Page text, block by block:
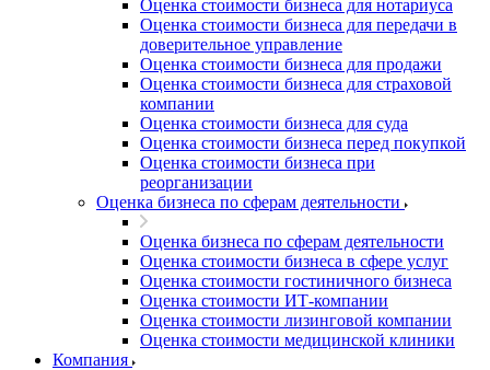
Оценка стоимости бизнеса для нотариуса
Оценка стоимости бизнеса для передачи в
доверительное управление
Оценка стоимости бизнеса для продажи
Оценка стоимости бизнеса для страховой
компании
Оценка стоимости бизнеса для суда
Оценка стоимости бизнеса перед покупкой
Оценка стоимости бизнеса при
реорганизации
Оценка бизнеса по сферам деятельности
Оценка бизнеса по сферам деятельности
Оценка стоимости бизнеса в сфере услуг
Оценка стоимости гостиничного бизнеса
Оценка стоимости ИТ-компании
Оценка стоимости лизинговой компании
Оценка стоимости медицинской клиники
Компания